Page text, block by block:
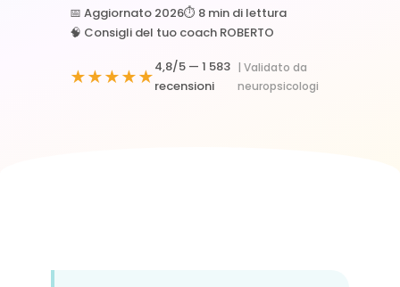
📅 Aggiornato 2026⏱️ 8 min di lettura
🧠 Consigli del tuo coach ROBERTO
★★★★★4,8/5 —1 583
recensioni
| Validato da
neuropsicologi